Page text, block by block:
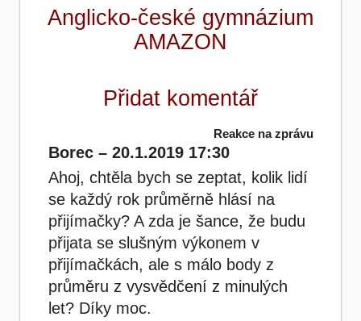
Anglicko-české gymnázium
AMAZON
Přidat komentář
Reakce na zprávu
Borec – 20.1.2019 17:30
Ahoj, chtěla bych se zeptat, kolik lidí
se každý rok průměrně hlásí na
přijímačky? A zda je šance, že budu
přijata se slušným výkonem v
přijímačkách, ale s málo body z
průměru z vysvědčení z minulých
let? Díky moc.